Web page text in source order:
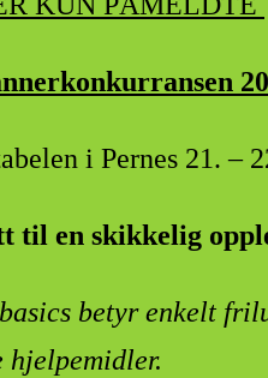
i Pernes 21. –
til en skikkelig
betyr enkelt
hjelpemidler.